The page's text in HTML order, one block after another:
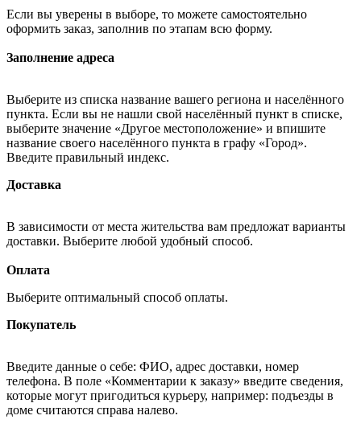
Если вы уверены в выборе, то можете самостоятельно
оформить заказ, заполнив по этапам всю форму.
Заполнение адреса
Выберите из списка название вашего региона и населённого
пункта. Если вы не нашли свой населённый пункт в списке,
выберите значение «Другое местоположение» и впишите
название своего населённого пункта в графу «Город».
Введите правильный индекс.
Доставка
В зависимости от места жительства вам предложат варианты
доставки. Выберите любой удобный способ.
Оплата
Выберите оптимальный способ оплаты.
Покупатель
Введите данные о себе: ФИО, адрес доставки, номер
телефона. В поле «Комментарии к заказу» введите сведения,
которые могут пригодиться курьеру, например: подъезды в
доме считаются справа налево.